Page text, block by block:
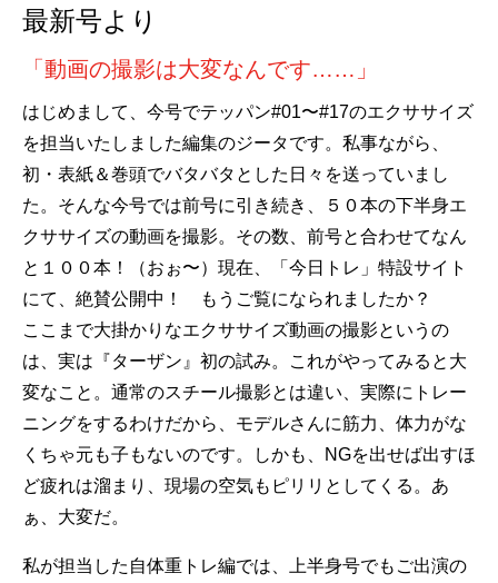
最新号より
「動画の撮影は大変なんです……」
はじめまして、今号でテッパン#01〜#17のエクササイズ
を担当いたしました編集のジータです。私事ながら、
初・表紙＆巻頭でバタバタとした日々を送っていまし
た。そんな今号では前号に引き続き、５０本の下半身エ
クササイズの動画を撮影。その数、前号と合わせてなん
と１００本！（おぉ〜）現在、「今日トレ」特設サイト
にて、絶賛公開中！ もうご覧になられましたか？
ここまで大掛かりなエクササイズ動画の撮影というの
は、実は『ターザン』初の試み。これがやってみると大
変なこと。通常のスチール撮影とは違い、実際にトレー
ニングをするわけだから、モデルさんに筋力、体力がな
くちゃ元も子もないのです。しかも、NGを出せば出すほ
ど疲れは溜まり、現場の空気もピリリとしてくる。あ
ぁ、大変だ。
私が担当した自体重トレ編では、上半身号でもご出演の